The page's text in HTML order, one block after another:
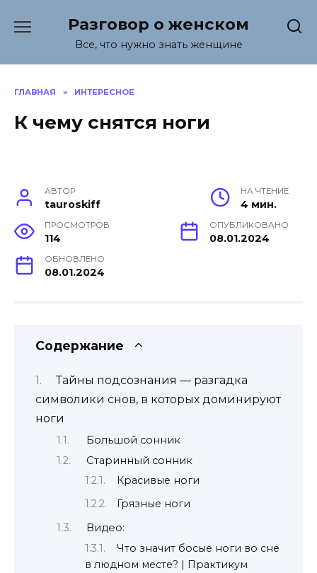
содержанию
Разговор о женском
Все, что нужно знать женщине
ГЛАВНАЯ » ИНТЕРЕСНОЕ
К чему снятся ноги
АВТОР
tauroskiff
НА ЧТЕНИЕ
4 мин.
ПРОСМОТРОВ
114
ОПУБЛИКОВАНО
08.01.2024
ОБНОВЛЕНО
08.01.2024
Содержание
Тайны подсознания — разгадка
символики снов, в которых доминируют
ноги
Большой сонник
Старинный сонник
Красивые ноги
Грязные ноги
Видео:
Что значит босые ноги во сне
в людном месте? | Практикум